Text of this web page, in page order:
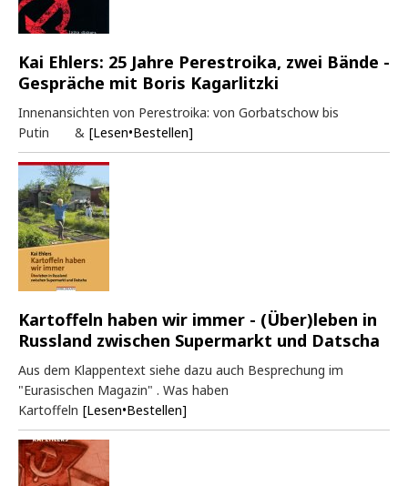
Kai Ehlers: 25 Jahre Perestroika, zwei Bände -
Gespräche mit Boris Kagarlitzki
Innenansichten von Perestroika: von Gorbatschow bis
Putin & [Lesen•Bestellen]
Kartoffeln haben wir immer - (Über)leben in
Russland zwischen Supermarkt und Datscha
Aus dem Klappentext siehe dazu auch Besprechung im
"Eurasischen Magazin" . Was haben
Kartoffeln [Lesen•Bestellen]